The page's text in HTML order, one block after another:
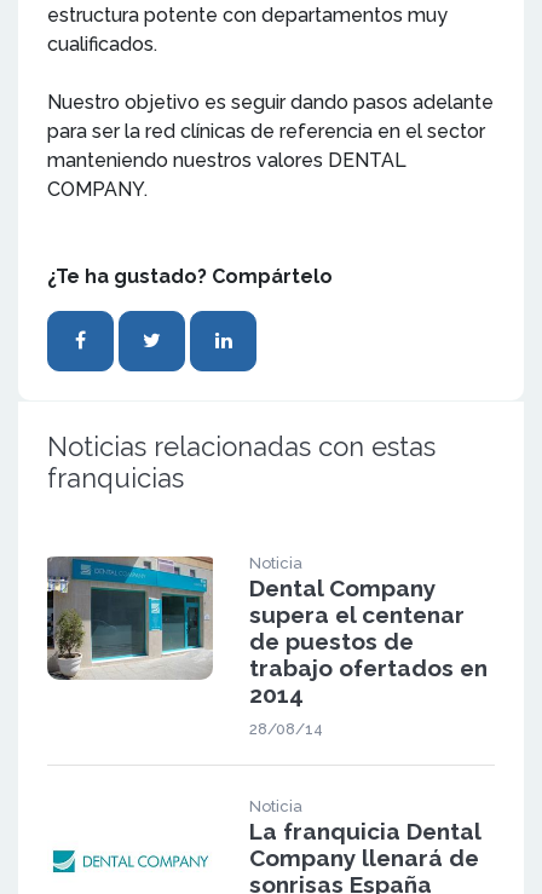
estructura potente con departamentos muy
cualificados.
Nuestro objetivo es seguir dando pasos adelante
para ser la red clínicas de referencia en el sector
manteniendo nuestros valores DENTAL
COMPANY.
¿Te ha gustado? Compártelo
Noticias relacionadas con estas
franquicias
Noticia
Dental Company
supera el centenar
de puestos de
trabajo ofertados en
2014
28/08/14
Noticia
La franquicia Dental
Company llenará de
sonrisas España